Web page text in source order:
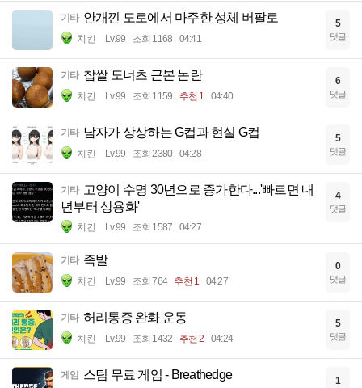
기타 안개낀 도로에서 마주한 성체 버팔로
치킨 Lv.99 조회 1168 04:41
5
댓글
기타 찹쌀 도너츠 근본 논란
치킨 Lv.99 조회 1159 추천 1 04:40
6
댓글
기타 남자가 상상하는 G컵과 현실 G컵
치킨 Lv.99 조회 2380 04:28
5
댓글
기타 고양이 수명 30년으로 증가한다...'빠르면 내
년부터 상용화'
치킨 Lv.99 조회 1587 04:27
4
댓글
기타 족발
치킨 Lv.99 조회 764 추천 1 04:27
0
댓글
기타 허리통증 완화 운동
치킨 Lv.99 조회 1432 추천 2 04:24
5
댓글
게임 스팀 무료 게임 - Breathedge 1